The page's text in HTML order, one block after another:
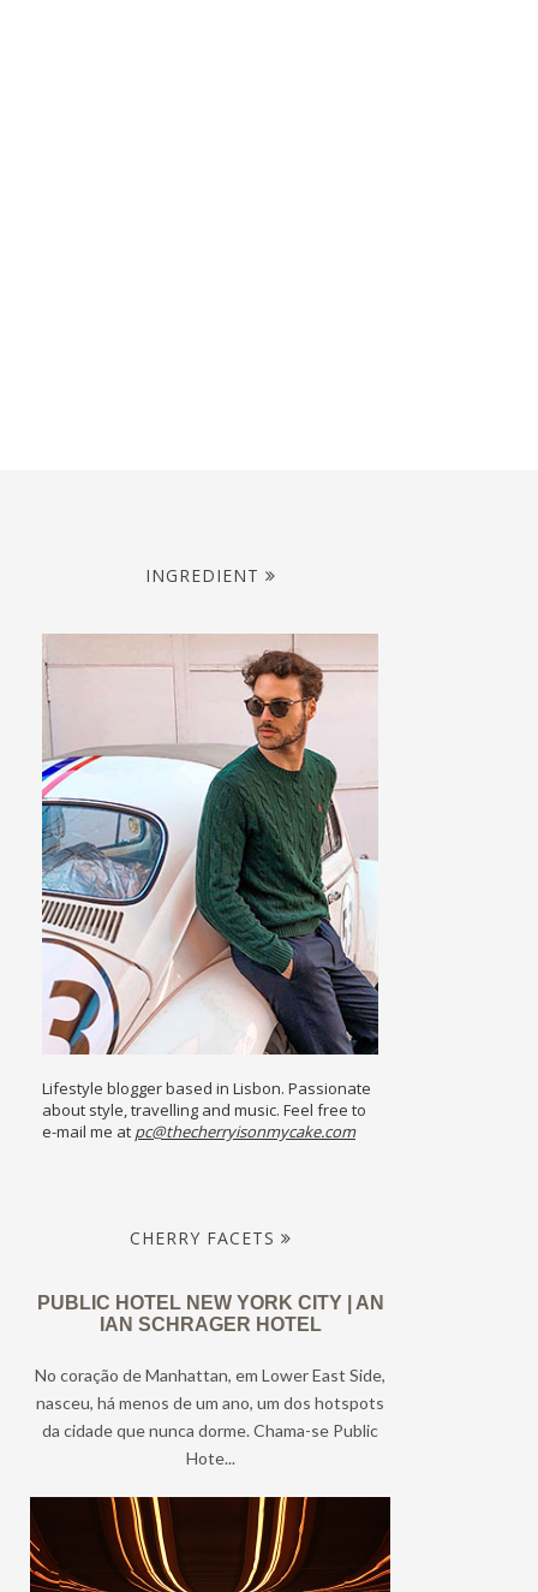
INGREDIENT
Lifestyle blogger based in Lisbon. Passionate
about style, travelling and music. Feel free to
e-mail me at pc@thecherryisonmycake.com
CHERRY FACETS
PUBLIC HOTEL NEW YORK CITY | AN
IAN SCHRAGER HOTEL
No coração de Manhattan, em Lower East Side,
nasceu, há menos de um ano, um dos hotspots
da cidade que nunca dorme. Chama-se Public
Hote...